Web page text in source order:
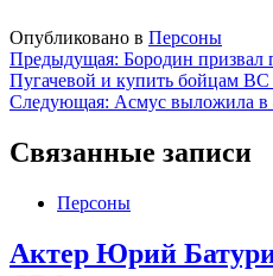
Опубликовано в Персоны
Навигация
по
Предыдущая: Бородин призвал
Пугачевой и купить бойцам
Следующая: Асмус выложила в
Связанные записи
Персоны
Актер Юрий